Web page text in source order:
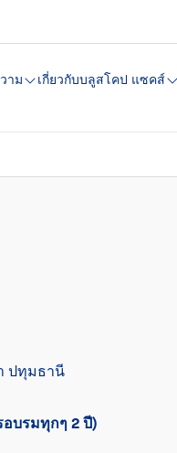
าม เกี่ยวกับบลูสโคป แซคส์
ปทุมธานี
บรมทุกๆ 2 ปี)